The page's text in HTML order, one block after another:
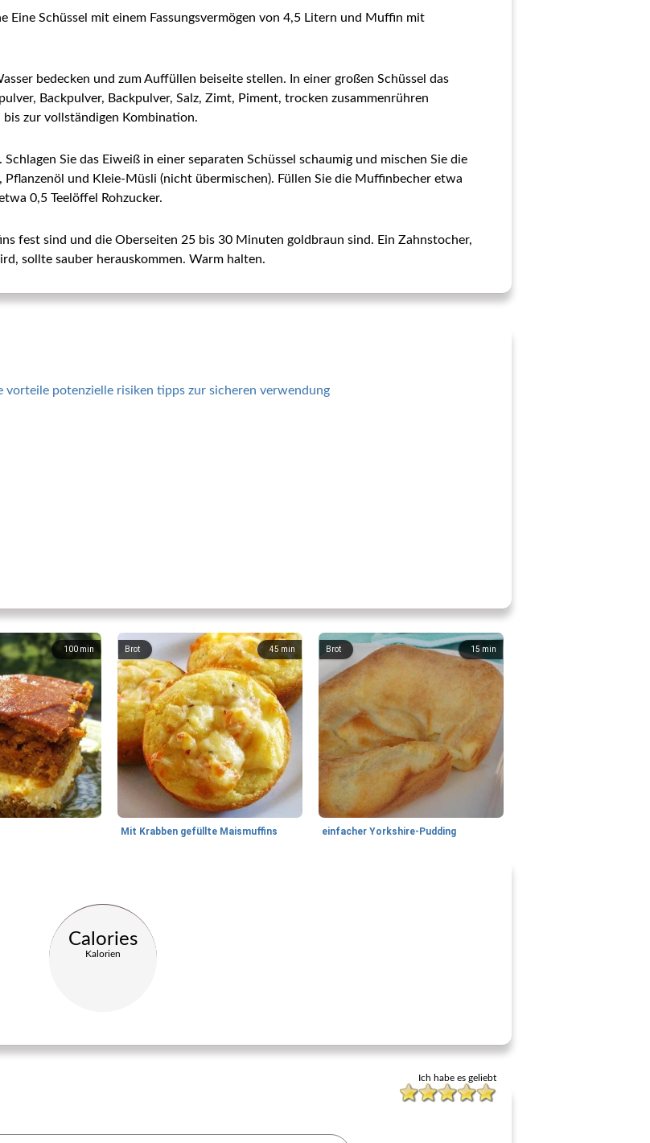
Eine Schüssel mit einem Fassungsvermögen von 4,5 Litern und Muffin mit
bedecken und zum Auffüllen beiseite stellen. In einer großen Schüssel das
Backpulver, Backpulver, Salz, Zimt, Piment, trocken zusammenrühren
zur vollständigen Kombination.
Schlagen Sie das Eiweiß in einer separaten Schüssel schaumig und mischen Sie die
Pflanzenöl und Kleie-Müsli (nicht übermischen). Füllen Sie die Muffinbecher etwa
0,5 Teelöffel Rohzucker.
fest sind und die Oberseiten 25 bis 30 Minuten goldbraun sind. Ein Zahnstocher,
sollte sauber herauskommen. Warm halten.
vorteile potenzielle risiken tipps zur sicheren verwendung
100 min 45 min
Brot
Mit Krabben gefüllte Maismuffins
15 min
Brot
einfacher Yorkshire-Pudding
Calories
Kalorien
Ich habe es geliebt